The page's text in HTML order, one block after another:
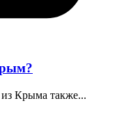
Крыма также...